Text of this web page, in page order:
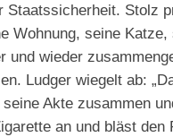
Staatssicherheit. Stolz
Wohnung, seine
und wieder
Ludger wiegelt ab:
Akte zusammen
an und bläst